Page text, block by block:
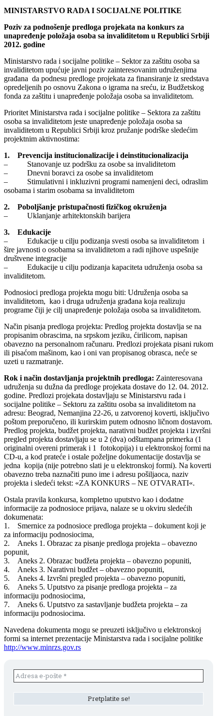
MINISTARSTVO RADA I SOCIJALNE POLITIKE
Poziv za podnošenje predloga projekata na konkurs za
unapređenje položaja osoba sa invaliditetom u Republici Srbiji
2012. godine
Ministarstvo rada i socijalne politike – Sektor za zaštitu osoba sa
invaliditetom upućuje javni poziv zainteresovanim udruženjima
građana da podnesu predloge projekata za finansiranje iz sredstava
opredeljenih po osnovu Zakona o igrama na sreću, iz Budžetskog
fonda za zaštitu i unapređenje položaja osoba sa invaliditetom.
Prioritet Ministarstva rada i socijalne politike – Sektora za zaštitu
osoba sa invaliditetom jeste unapređenje položaja osoba sa
invaliditetom u Republici Srbiji kroz pružanje podrške sledećim
projektnim aktivnostima:
1. Prevencija institucionalizacije i deinstitucionalizacija
– Stanovanje uz podršku za osobe sa invaliditetom
– Dnevni boravci za osobe sa invaliditetom
– Stimulativni i inkluzivni programi namenjeni deci, odraslim
osobama i starim osobama sa invaliditetom
2. Poboljšanje pristupačnosti fizičkog okruženja
– Uklanjanje arhitektonskih barijera
3. Edukacije
– Edukacije u cilju podizanja svesti osoba sa invaliditetom i
šire javnosti o osobama sa invaliditetom a radi njihove uspešnije
društvene integracije
– Edukacije u cilju podizanja kapaciteta udruženja osoba sa
invaliditetom.
Podnosioci predloga projekta mogu biti: Udruženja osoba sa
invaliditetom, kao i druga udruženja građana koja realizuju
programe čiji je cilj unapređenje položaja osoba sa invaliditetom.
Način pisanja predloga projekta: Predlog projekta dostavlja se na
propisanim obrascima, na srpskom jeziku, ćirilicom, napisan
obavezno na personalnom računaru. Predlozi projekata pisani rukom
ili pisaćom mašinom, kao i oni van propisanog obrasca, neće se
uzeti u razmatranje.
Rok i način dostavljanja projektnih predloga: Zainteresovana
udruženja su dužna da predloge projekata dostave do 12. 04. 2012.
godine. Predlozi projekata dostavljaju se Ministarstvu rada i
socijalne politike – Sektoru za zaštitu osoba sa invaliditetom na
adresu: Beograd, Nemanjina 22-26, u zatvorenoj koverti, isključivo
poštom preporučeno, ili kurirskim putem odnosno ličnom dostavom.
Predlog projekta, budžet projekta, narativni budžet projekta i izvršni
pregled projekta dostavljaju se u 2 (dva) odštampana primerka (1
originalni overeni primerak i 1 fotokopija) i u elektronskoj formi na
CD-u, a kod prateće i ostale poželjne dokumentacije dostavlja se
jedna kopija (nije potrebno slati je u elektronskoj formi). Na koverti
obavezno treba naznačiti puno ime i adresu pošiljaoca, naziv
projekta i sledeći tekst: «ZA KONKURS – NE OTVARATI«.
Ostala pravila konkursa, kompletno uputstvo kao i dodatne
informacije za podnosioce prijava, nalaze se u okviru sledećih
dokumenata:
1. Smernice za podnosioce predloga projekta – dokument koji je
za informaciju podnosiocima,
2. Aneks 1. Obrazac za pisanje predloga projekta – obavezno
popunit,
3. Aneks 2. Obrazac budžeta projekta – obavezno popuniti,
4. Aneks 3. Narativni budžet – obavezno popuniti,
5. Aneks 4. Izvršni pregled projekta – obavezno popuniti,
6. Aneks 5. Uputstvo za pisanje predloga projekta – za
informaciju podnosiocima,
7. Aneks 6. Uputstvo za sastavljanje budžeta projekta – za
informaciju podnosiocima.
Navedena dokumenta mogu se preuzeti isključivo u elektronskoj
formi sa internet prezentacije Ministarstva rada i socijalne politike
http://www.minrzs.gov.rs